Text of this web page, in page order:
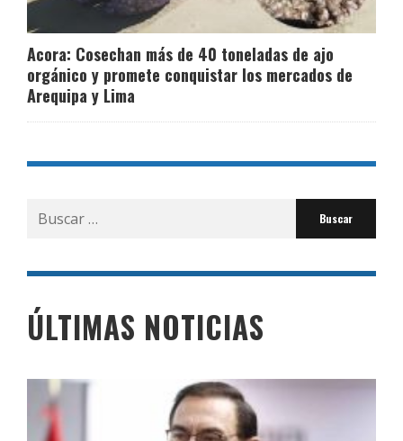
Acora: Cosechan más de 40 toneladas de ajo
orgánico y promete conquistar los mercados de
Arequipa y Lima
Buscar
por:
ÚLTIMAS NOTICIAS